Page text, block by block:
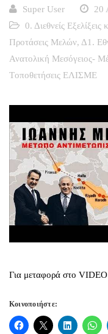
Super User
20
0. Διεθνείς Εξελίξεις
Προτάσεις Μελών, Δ1.
Ανατολική Μεσόγειος-
Tοποθετήσεις ΕΛΙΣΜΕ
Για μεταφορά στο
Κοινοποιήστε: